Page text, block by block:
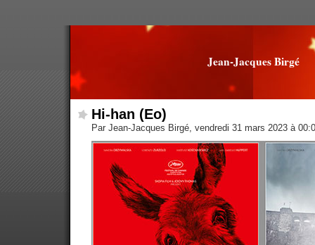
Jean-Jacques Birgé
Hi-han (Eo)
Par Jean-Jacques Birgé, vendredi 31 mars 2023 à